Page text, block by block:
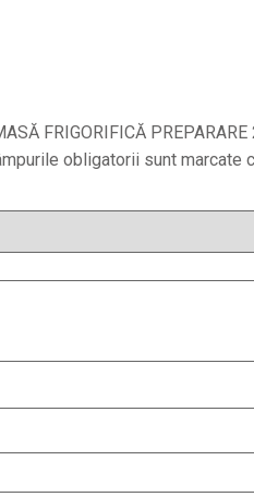
FRIGORIFICĂ PREPARARE
obligatorii sunt marcate